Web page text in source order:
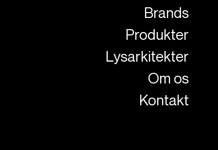
Brands
Produkter
Lysarkitekter
Om os
Kontakt